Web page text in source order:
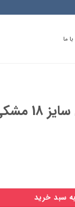
ما
مشکی
سبد خرید